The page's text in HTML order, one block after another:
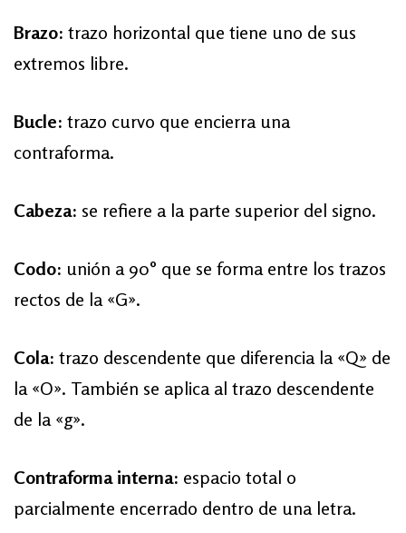
Brazo: trazo horizontal que tiene uno de sus
extremos libre.
Bucle: trazo curvo que encierra una
contraforma.
Cabeza: se refiere a la parte superior del signo.
Codo: unión a 90° que se forma entre los trazos
rectos de la «G».
Cola: trazo descendente que diferencia la «Q» de
la «O». También se aplica al trazo descendente
de la «g».
Contraforma interna: espacio total o
parcialmente encerrado dentro de una letra.